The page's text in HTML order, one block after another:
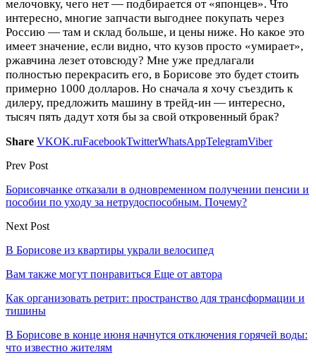
мелочовку, чего нет — подбирается от «японцев». Что
интересно, многие запчасти выгоднее покупать через
Россию — там и склад больше, и цены ниже. Но какое это
имеет значение, если видно, что кузов просто «умирает»,
ржавчина лезет отовсюду? Мне уже предлагали
полностью перекрасить его, в Борисове это будет стоить
примерно 1000 долларов. Но сначала я хочу съездить к
дилеру, предложить машину в трейд-ин — интересно,
тысяч пять дадут хотя бы за свой откровенный брак?
Share VKOK.ruFacebookTwitterWhatsAppTelegramViber
Prev Post
Борисовчанке отказали в одновременном получении пенсии и
пособии по уходу за нетрудоспособным. Почему?
Next Post
В Борисове из квартиры украли велосипед
Вам также могут понравиться Еще от автора
Как организовать ретрит: пространство для трансформации и
тишины
В Борисове в конце июня начнутся отключения горячей воды:
что известно жителям